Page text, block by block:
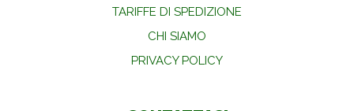
TARIFFE DI SPEDIZIONE
CHI SIAMO
PRIVACY POLICY